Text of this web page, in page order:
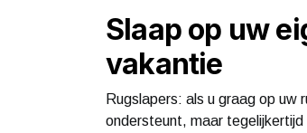
Slaap op uw
vakantie
Rugslapers: als u graag op uw
ondersteunt, maar